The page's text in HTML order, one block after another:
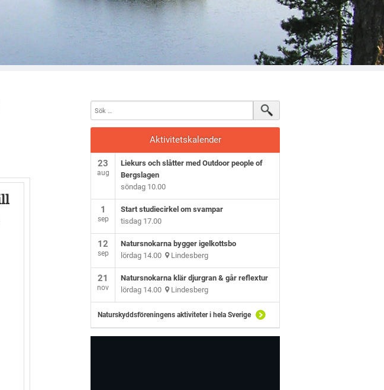
Aktivitetskalender
23
aug
Liekurs och slåtter med Outdoor people of
Bergslagen
söndag 10.00
1
sep
Start studiecirkel om svampar
tisdag 17.00
12
sep
Natursnokarna bygger igelkottsbo
lördag 14.00 Lindesberg
21
nov
Natursnokarna klär djurgran & går reflextur
lördag 14.00 Lindesberg
Naturskyddsföreningens aktiviteter i hela Sverige